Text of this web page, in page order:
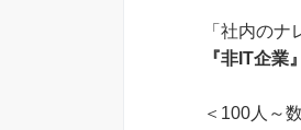
「社内の
『非IT企業
＜100人～